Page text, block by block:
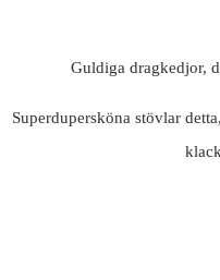
Guldiga dragkedjor,
Superdupersköna stövlar